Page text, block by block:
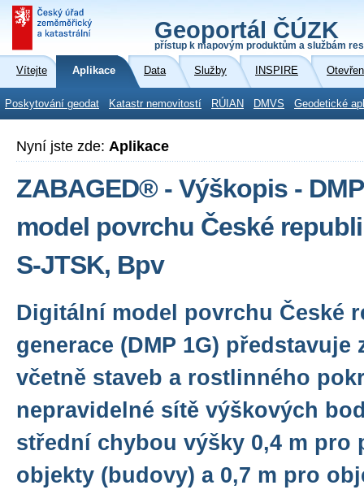
Geoportál ČÚZK
přístup k mapovým produktům a službám
Vítejte Aplikace Data Služby INSPIRE
Poskytování geodat Katastr nemovitostí RÚIAN DMVS Geodetické
Nyní jste zde: Aplikace
ZABAGED® - Výškopis -
model povrchu České
S-JTSK, Bpv
Digitální model povrchu České
generace (DMP 1G) představuje
včetně staveb a rostlinného
nepravidelné sítě výškových
střední chybou výšky 0,4 m pro
objekty (budovy) a 0,7 m pro